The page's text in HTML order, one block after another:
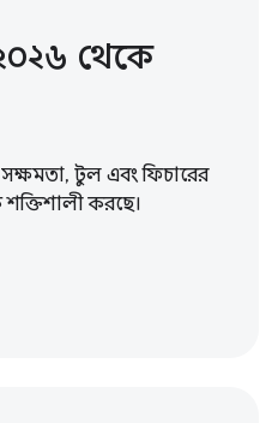
থেকে
টুল এবং ফিচারের
করছে।